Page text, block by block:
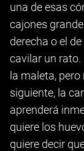
una de esas
cajones
derecha o el
cavilar un rato.
la maleta,
siguiente, la
aprenderá
quiere los
quiere decir